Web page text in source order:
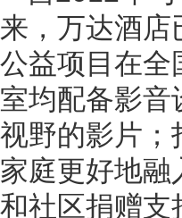
来，万达酒店
公益项目在全
室均配备影音
视野的影片；
家庭更好地融
和社区捐赠支